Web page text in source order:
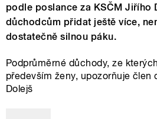
podle poslance za KSČM Jiřího
důchodcům přidat ještě více,
dostatečně silnou páku.
Podprůměrné důchody, ze
především ženy, upozorňuje člen
Dolejš